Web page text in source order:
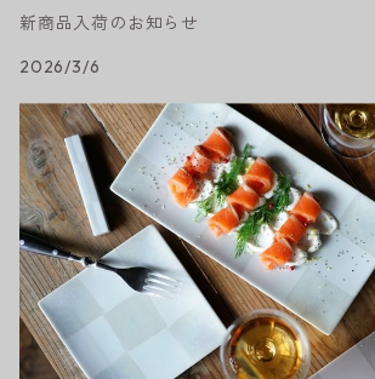
新商品入荷のお知らせ
2026/3/6